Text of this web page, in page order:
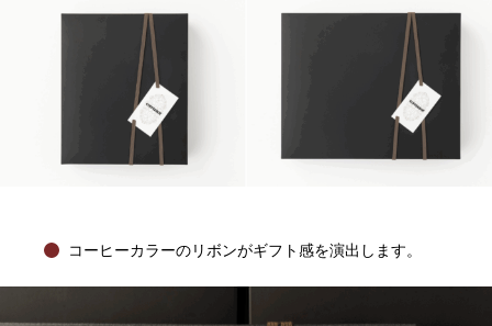
コーヒーカラーのリボンがギフト感を演出します。